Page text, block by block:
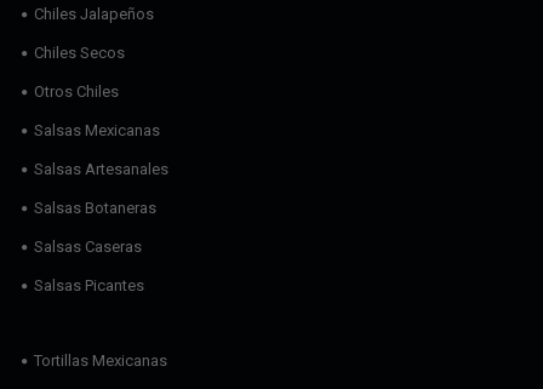
Chiles Jalapeños
Chiles Secos
Otros Chiles
Salsas Mexicanas
Salsas Artesanales
Salsas Botaneras
Salsas Caseras
Salsas Picantes
Tortillas Mexicanas